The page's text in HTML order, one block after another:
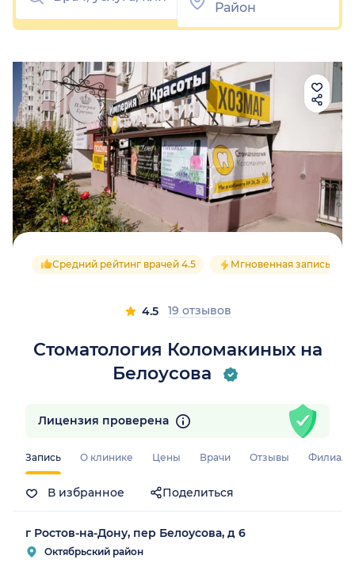
Стоматология Коломакиных на
Белоусова
Средний рейтинг врачей 4.5 Мгновенная запись
4.5 19 отзывов
Запись О клинике Цены Врачи Отзывы Филиалы
В избранное Поделиться
Лицензия проверена
г Ростов-на-Дону, пер Белоусова, д 6
Октябрьский район